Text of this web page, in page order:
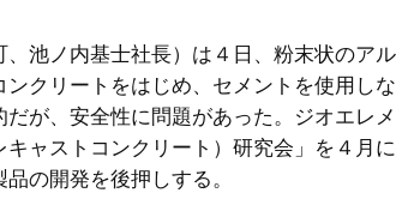
、池ノ内基士社長）は４日、粉末状のア
クリートをはじめ、セメントを使用し
が、安全性に問題があった。ジオエレ
キャストコンクリート）研究会」を４
の開発を後押しする。